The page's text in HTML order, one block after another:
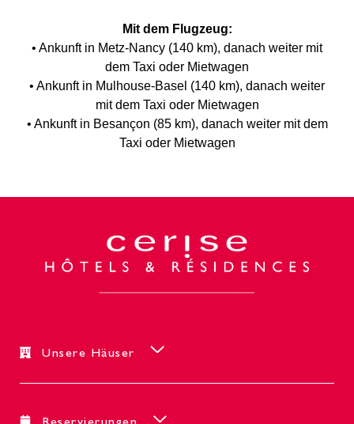
Mit dem Flugzeug:
• Ankunft in Metz-Nancy (140 km), danach weiter mit
dem Taxi oder Mietwagen
• Ankunft in Mulhouse-Basel (140 km), danach weiter
mit dem Taxi oder Mietwagen
• Ankunft in Besançon (85 km), danach weiter mit dem
Taxi oder Mietwagen
Unsere Häuser